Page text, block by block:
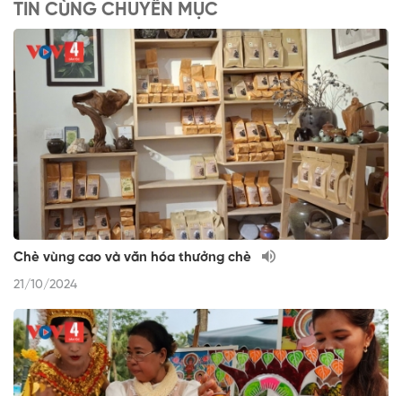
TIN CÙNG CHUYÊN MỤC
Chè vùng cao và văn hóa thưởng chè
21/10/2024